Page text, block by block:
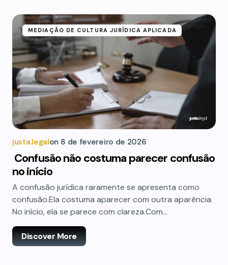
MEDIAÇÃO DE CULTURA JURÍDICA APLICADA
justa.legalon 8 de fevereiro de 2026
Confusão não costuma parecer confusão
no início
A confusão jurídica raramente se apresenta como
confusão.Ela costuma aparecer com outra aparência.
No início, ela se parece com clareza.Com…
Discover More